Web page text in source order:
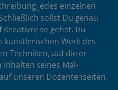
jedes einzelnen
sollst Du genau
Kreativreise gehst. Du
Werk des
Techniken, auf die er
seines Mal-,
unseren Dozentenseiten.